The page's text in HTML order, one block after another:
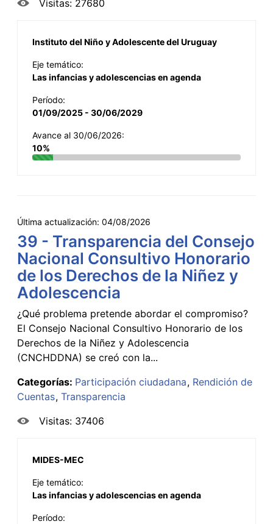
Visitas: 27680
Instituto del Niño y Adolescente del Uruguay
Eje temático:
Las infancias y adolescencias en agenda
Período:
01/09/2025 - 30/06/2029
Avance al 30/06/2026:
10%
Última actualización: 04/08/2026
39 - Transparencia del Consejo
Nacional Consultivo Honorario
de los Derechos de la Niñez y
Adolescencia
¿Qué problema pretende abordar el compromiso?
El Consejo Nacional Consultivo Honorario de los
Derechos de la Niñez y Adolescencia
(CNCHDDNA) se creó con la...
Categorías: Participación ciudadana Rendición de
Cuentas Transparencia
Visitas: 37406
MIDES-MEC
Eje temático:
Las infancias y adolescencias en agenda
Período: